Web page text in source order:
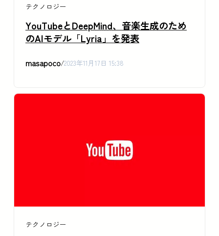
テクノロジー
YouTubeとDeepMind、音楽生成のため
のAIモデル「Lyria」を発表
masapoco/2023年11月17日 15:38
テクノロジー